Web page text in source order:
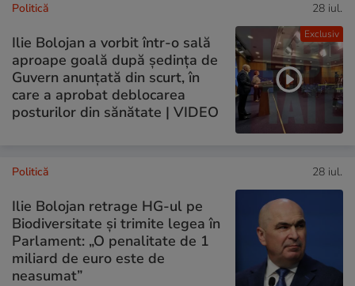
Exclusiv
Politică 28 iul.
Ilie Bolojan a vorbit într-o sală
aproape goală după ședința de
Guvern anunțată din scurt, în
care a aprobat deblocarea
posturilor din sănătate | VIDEO
Politică 28 iul.
Ilie Bolojan retrage HG-ul pe
Biodiversitate și trimite legea în
Parlament: „O penalitate de 1
miliard de euro este de
neasumat”